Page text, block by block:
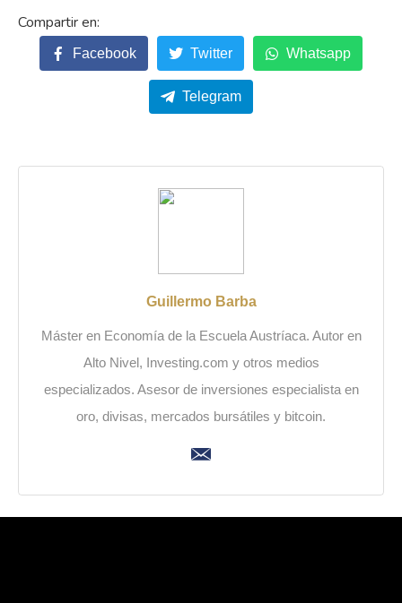
Facebook Twitter Whatsapp
Telegram
Guillermo Barba
Máster en Economía de la Escuela Austríaca. Autor en
Alto Nivel, Investing.com y otros medios
especializados. Asesor de inversiones especialista en
oro, divisas, mercados bursátiles y bitcoin.